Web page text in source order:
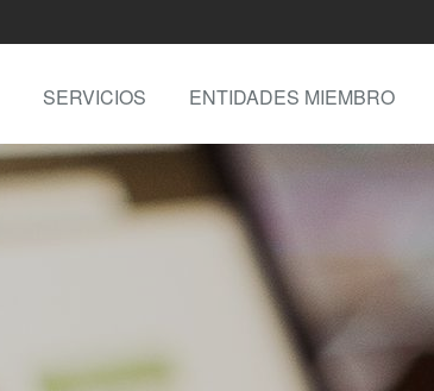
SERVICIOS ENTIDADES MIEMBRO